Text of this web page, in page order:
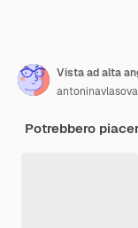
Vista ad alta
antoninavlasova
Potrebbero